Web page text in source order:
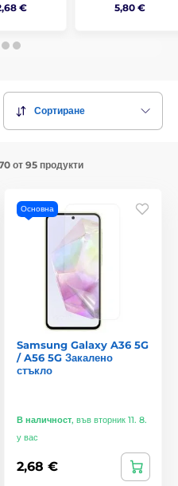
€
5,80 €
Сортиране
от 95 продукти
Основна
Samsung Galaxy A36 5G
/ A56 5G Закалено
стъкло
В наличност, във вторник 11. 8.
у вас
2,68 €